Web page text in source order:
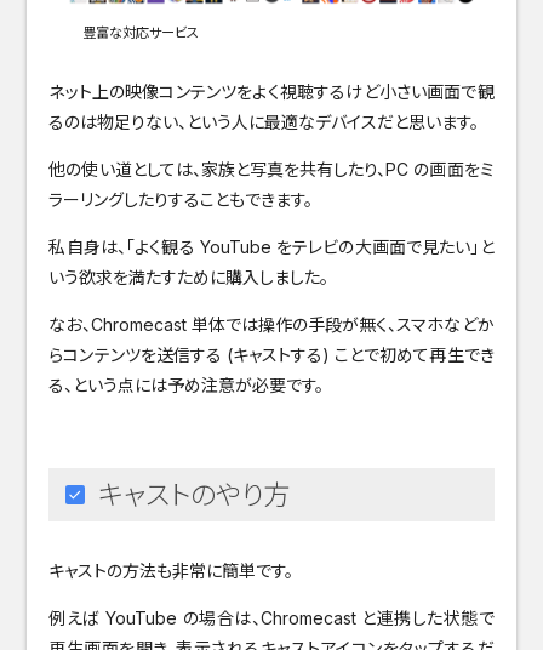
豊富な対応サービス
ネット上の映像コンテンツをよく視聴するけど小さい画面で観
るのは物足りない、という人に最適なデバイスだと思います。
他の使い道としては、家族と写真を共有したり、PC の画面をミ
ラーリングしたりすることもできます。
私自身は、「よく観る YouTube をテレビの大画面で見たい」と
いう欲求を満たすために購入しました。
なお、Chromecast 単体では操作の手段が無く、スマホなどか
らコンテンツを送信する (キャストする) ことで初めて再生でき
る、という点には予め注意が必要です。
キャストのやり方
キャストの方法も非常に簡単です。
例えば YouTube の場合は、Chromecast と連携した状態で